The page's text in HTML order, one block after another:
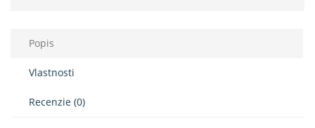
Popis
Vlastnosti
Recenzie (0)